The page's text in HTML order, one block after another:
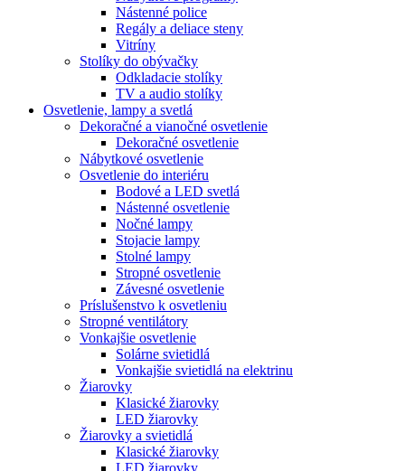
Nástenné police
Regály a deliace steny
Vitríny
Stolíky do obývačky
Odkladacie stolíky
TV a audio stolíky
Osvetlenie, lampy a svetlá
Dekoračné a vianočné osvetlenie
Dekoračné osvetlenie
Nábytkové osvetlenie
Osvetlenie do interiéru
Bodové a LED svetlá
Nástenné osvetlenie
Nočné lampy
Stojacie lampy
Stolné lampy
Stropné osvetlenie
Závesné osvetlenie
Príslušenstvo k osvetleniu
Stropné ventilátory
Vonkajšie osvetlenie
Solárne svietidlá
Vonkajšie svietidlá na elektrinu
Žiarovky
Klasické žiarovky
LED žiarovky
Žiarovky a svietidlá
Klasické žiarovky
LED žiarovky